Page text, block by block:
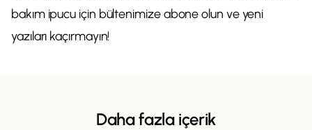
bakım ipucu için bültenimize abone olun ve yeni
yazıları kaçırmayın!
Daha fazla içerik